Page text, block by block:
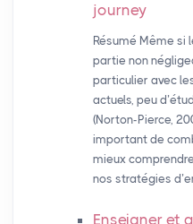
journey
Résumé Même si
partie non
particulier avec
actuels, peu
(Norton-Pierce,
important de
mieux
nos stratégies
Enseigner et